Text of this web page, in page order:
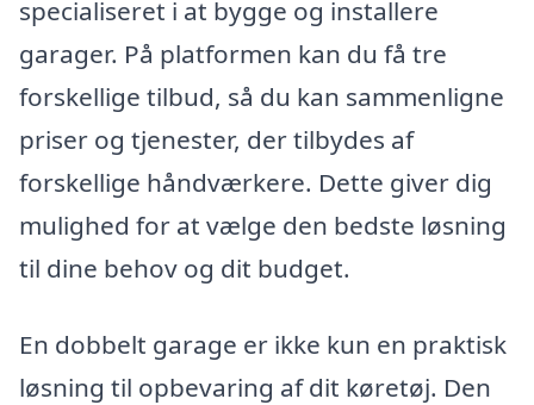
specialiseret i at bygge og installere
garager. På platformen kan du få tre
forskellige tilbud, så du kan sammenligne
priser og tjenester, der tilbydes af
forskellige håndværkere. Dette giver dig
mulighed for at vælge den bedste løsning
til dine behov og dit budget.
En dobbelt garage er ikke kun en praktisk
løsning til opbevaring af dit køretøj. Den